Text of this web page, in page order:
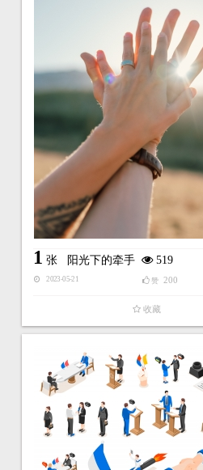
1 张 阳光下的牵手 519
2023-05-21 赞 200
收藏